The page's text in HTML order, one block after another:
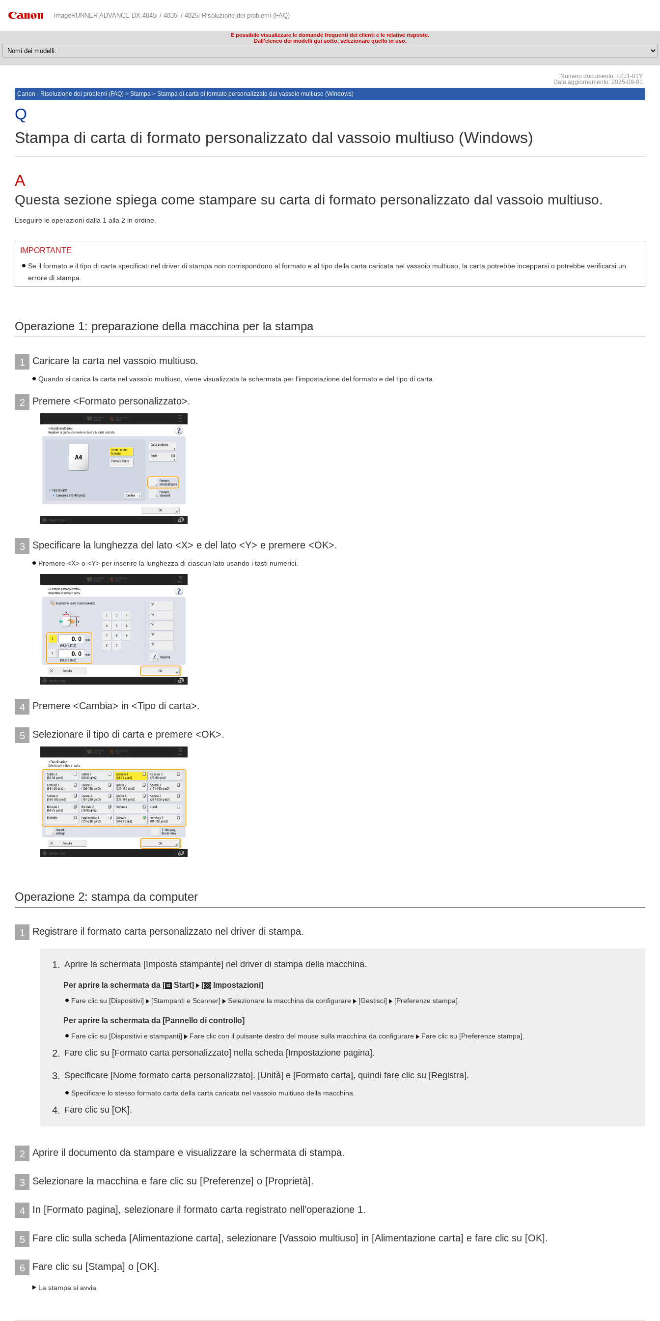
imageRUNNER ADVANCE DX 4845i / 4835i / 4825i Risoluzione dei problemi (FAQ)
È possibile visualizzare le domande frequenti dei clienti e le relative risposte.
Dall'elenco dei modelli qui sotto, selezionare quello in uso.
Numero documento: E0J1-01Y
Data aggiornamento: 2025-09-01
Canon - Risoluzione dei problemi (FAQ) > Stampa > Stampa di carta di formato personalizzato dal vassoio multiuso (Windows)
Stampa di carta di formato personalizzato dal vassoio multiuso (Windows)
Questa sezione spiega come stampare su carta di formato personalizzato dal vassoio multiuso.
Eseguire le operazioni dalla 1 alla 2 in ordine.
IMPORTANTE
Se il formato e il tipo di carta specificati nel driver di stampa non corrispondono al formato e al tipo della carta caricata nel vassoio multiuso, la carta potrebbe incepparsi o potrebbe verificarsi un
errore di stampa.
Operazione 1: preparazione della macchina per la stampa
1 Caricare la carta nel vassoio multiuso.
Quando si carica la carta nel vassoio multiuso, viene visualizzata la schermata per l’impostazione del formato e del tipo di carta.
2 Premere <Formato personalizzato>.
3 Specificare la lunghezza del lato <X> e del lato <Y> e premere <OK>.
Premere <X> o <Y> per inserire la lunghezza di ciascun lato usando i tasti numerici.
4 Premere <Cambia> in <Tipo di carta>.
5 Selezionare il tipo di carta e premere <OK>.
Operazione 2: stampa da computer
1 Registrare il formato carta personalizzato nel driver di stampa.
1 Aprire la schermata [Imposta stampante] nel driver di stampa della macchina.
Per aprire la schermata da [ Start] [ Impostazioni]
Fare clic su [Dispositivi] [Stampanti e Scanner] Selezionare la macchina da configurare [Gestisci] [Preferenze stampa].
Per aprire la schermata da [Pannello di controllo]
Fare clic su [Dispositivi e stampanti] Fare clic con il pulsante destro del mouse sulla macchina da configurare Fare clic su [Preferenze stampa].
2 Fare clic su [Formato carta personalizzato] nella scheda [Impostazione pagina].
3 Specificare [Nome formato carta personalizzato], [Unità] e [Formato carta], quindi fare clic su [Registra].
Specificare lo stesso formato carta della carta caricata nel vassoio multiuso della macchina.
4 Fare clic su [OK].
2 Aprire il documento da stampare e visualizzare la schermata di stampa.
3 Selezionare la macchina e fare clic su [Preferenze] o [Proprietà].
4 In [Formato pagina], selezionare il formato carta registrato nell’operazione 1.
5 Fare clic sulla scheda [Alimentazione carta], selezionare [Vassoio multiuso] in [Alimentazione carta] e fare clic su [OK].
6 Fare clic su [Stampa] o [OK].
La stampa si avvia.